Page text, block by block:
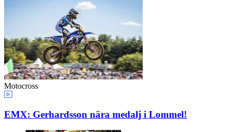
Motocross
EMX: Gerhardsson nära medalj i Lommel!